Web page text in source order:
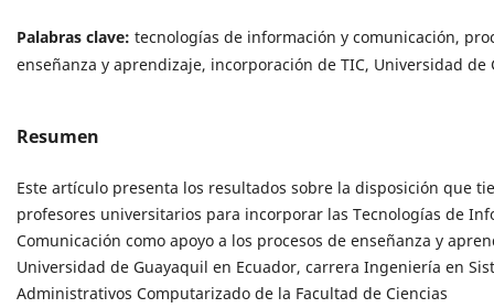
Palabras clave: tecnologías de información y comunicación,
enseñanza y aprendizaje, incorporación de TIC, Universidad de
Resumen
Este artículo presenta los resultados sobre la disposición que
profesores universitarios para incorporar las Tecnologías de
Comunicación como apoyo a los procesos de enseñanza y
Universidad de Guayaquil en Ecuador, carrera Ingeniería en
Administrativos Computarizado de la Facultad de Ciencias